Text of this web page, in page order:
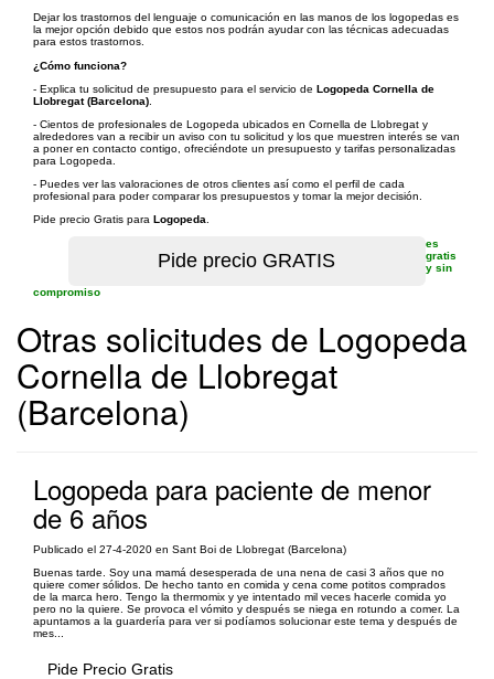
Dejar los trastornos del lenguaje o comunicación en las manos de los logopedas es
la mejor opción debido que estos nos podrán ayudar con las técnicas adecuadas
para estos trastornos.
¿Cómo funciona?
- Explica tu solicitud de presupuesto para el servicio de Logopeda Cornella de
Llobregat (Barcelona)
- Cientos de profesionales de Logopeda ubicados en Cornella de Llobregat y
alrededores van a recibir un aviso con tu solicitud y los que muestren interés se van
a poner en contacto contigo, ofreciéndote un presupuesto y tarifas personalizadas
para Logopeda.
- Puedes ver las valoraciones de otros clientes así como el perfil de cada
profesional para poder comparar los presupuestos y tomar la mejor decisión.
Pide precio Gratis para Logopeda
es
gratis
y sin
compromiso
Otras solicitudes de Logopeda
Cornella de Llobregat
(Barcelona)
Logopeda para paciente de menor
de 6 años
Publicado el 27-4-2020 en Sant Boi de Llobregat (Barcelona)
Buenas tarde. Soy una mamá desesperada de una nena de casi 3 años que no
quiere comer sólidos. De hecho tanto en comida y cena come potitos comprados
de la marca hero. Tengo la thermomix y ye intentado mil veces hacerle comida yo
pero no la quiere. Se provoca el vómito y después se niega en rotundo a comer. La
apuntamos a la guardería para ver si podíamos solucionar este tema y después de
mes...
Pide Precio Gratis